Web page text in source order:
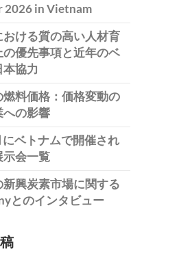
2026 in Vietnam
ける質の高い人材育
の優先事項と近年のベ
本協力
料価格：価格変動の
への影響
ベトナムで開催され
示会一覧
興炭素市場に関する
とのインタビュー